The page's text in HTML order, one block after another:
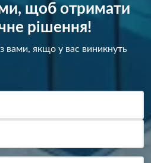
щоб отримати
рішення!
вами, якщо у вас виникнуть